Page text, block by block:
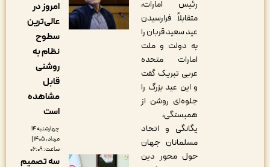
رئیس امارات،
متقابلاً فرارسیدن
عید سعید قربان را
به دولت و ملت
امارات متحده
عربی تبریک گفت
و این عید بزرگ را
جلوه‌ای روشن از
همبستگی،
یگانگی و اتحاد
مسلمانان جهان
حول محور دین
امروز در
عالی‌ترین
نظام به
مشاهده
چهارشنبه ۱۴
مرداد, ۱۴۰۵ |
سه تصمیم